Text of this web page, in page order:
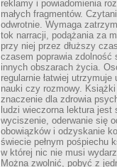
reklamy i powiadomienia
małych fragmentów.
odwrotnie. Wymaga
tok narracji, podążania za
przy niej przez dłuższy
czasem poprawia zdolność
innych obszarach życia.
regularnie łatwiej
nauki czy rozmowy.
znaczenie dla zdrowia
ludzi wieczorna lektura jest
wyciszenie, oderwanie się
obowiązków i odzyskanie
świecie pełnym pośpiechu
w której nic nie musi
Można zwolnić, pobyć z